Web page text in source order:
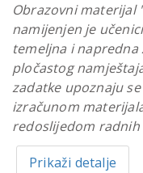
Obrazovni materijal
namijenjen je
temeljna i
pločastog
zadatke upoznaju
izračunom
redoslijedom
Prikaži detalje